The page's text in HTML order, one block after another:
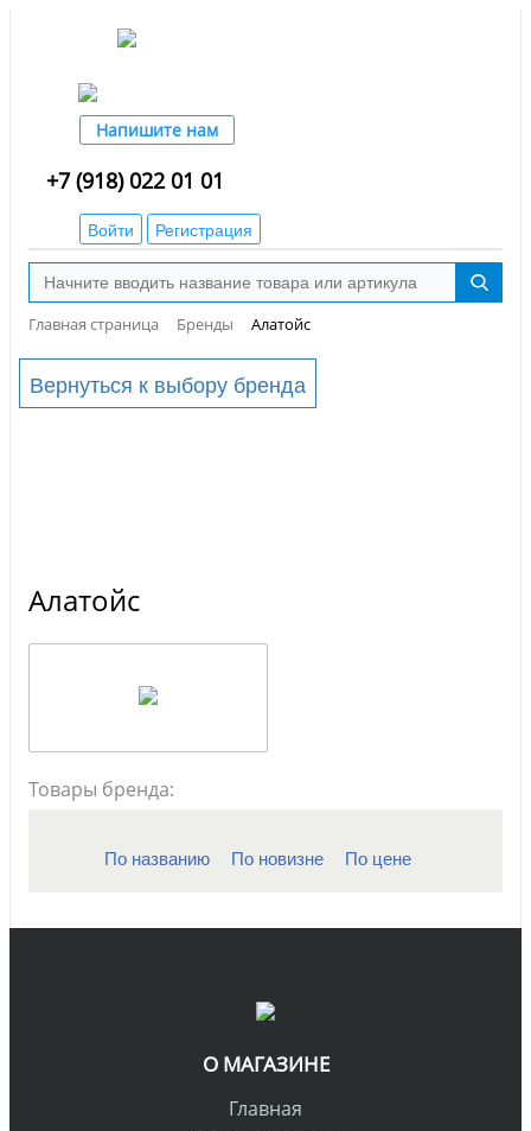
Напишите нам
+7 (918) 022 01 01
Войти Регистрация
Главная страница Бренды Алатойс
Вернуться к выбору бренда
Алатойс
Товары бренда:
По названию По новизне По цене
О МАГАЗИНЕ
Главная